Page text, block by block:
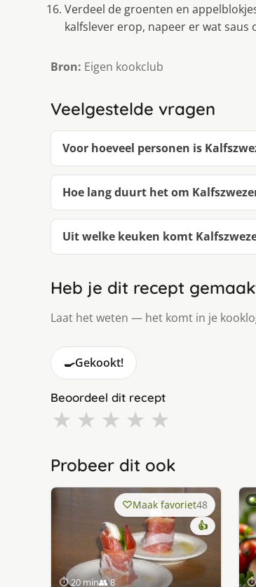
Verdeel de groenten en
kalfslever erop, napeer er wat
Bron: Eigen kookclub
Veelgestelde vragen
Voor hoeveel personen is
Hoe lang duurt het om
Uit welke keuken komt
Heb je dit recept
Laat het weten — het komt in je
🍳Gekookt!
Beoordeel dit recept
★ ★ ★ ★ ★
Probeer dit ook
⏱ 20 min👥 8
Maak favoriet48
👍
⏱